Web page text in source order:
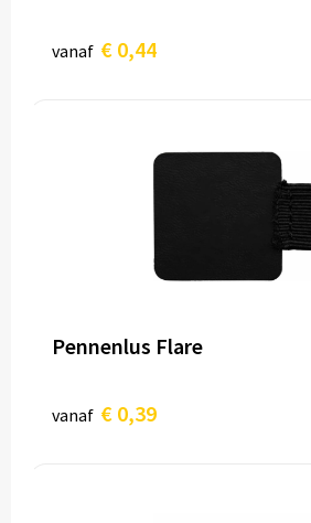
vanaf € 0,44
Pennenlus Flare
vanaf € 0,39